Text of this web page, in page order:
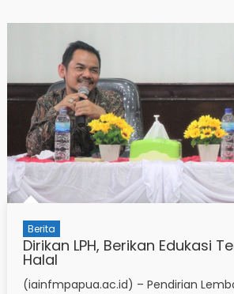
Berita
Dirikan LPH, Berikan Edukasi
Halal
(iainfmpapua.ac.id) – Pendirian